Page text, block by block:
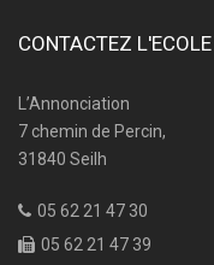
CONTACTEZ L'ECOLE
L’Annonciation
7 chemin de Percin,
31840 Seilh
05 62 21 47 30
05 62 21 47 39